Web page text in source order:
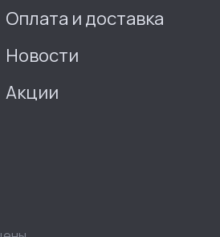
Оплата и доставка
Новости
Акции